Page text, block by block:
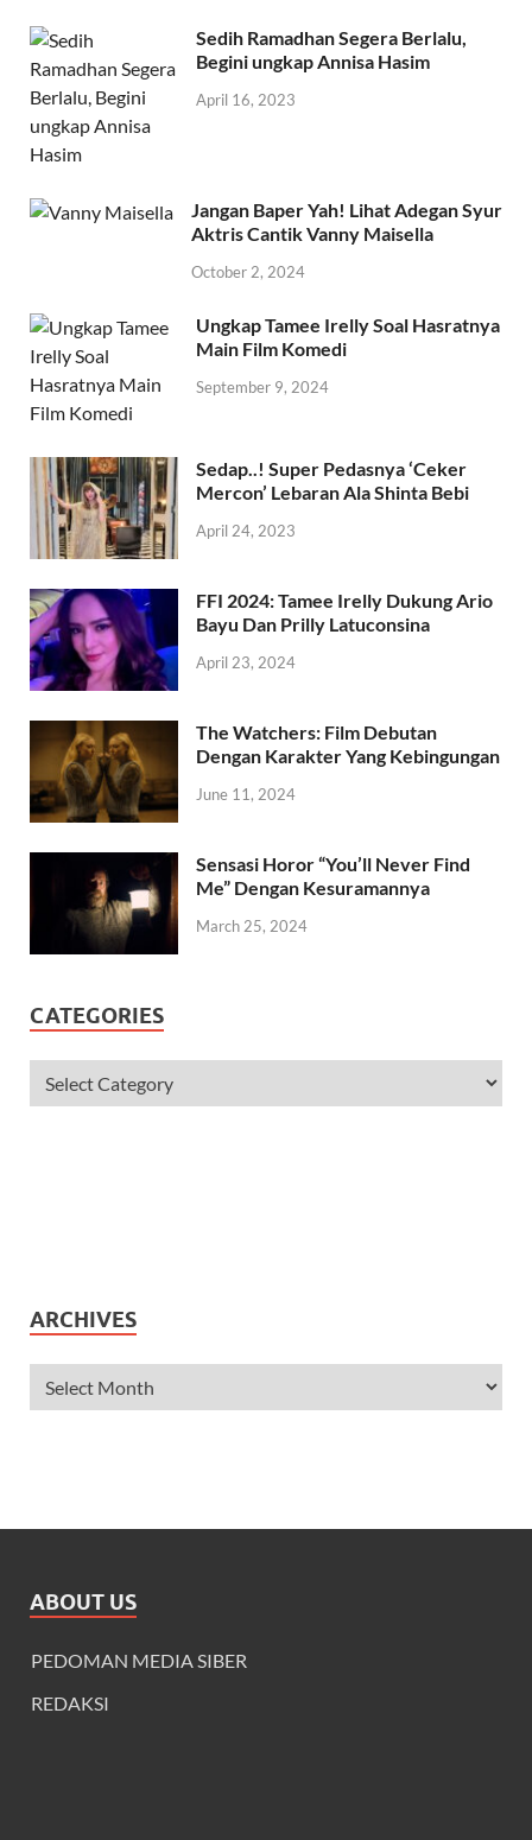
Sedih Ramadhan Segera Berlalu,
Begini ungkap Annisa Hasim
April 16, 2023
Jangan Baper Yah! Lihat Adegan Syur
Aktris Cantik Vanny Maisella
October 2, 2024
Ungkap Tamee Irelly Soal Hasratnya
Main Film Komedi
September 9, 2024
Sedap..! Super Pedasnya ‘Ceker
Mercon’ Lebaran Ala Shinta Bebi
April 24, 2023
FFI 2024: Tamee Irelly Dukung Ario
Bayu Dan Prilly Latuconsina
April 23, 2024
The Watchers: Film Debutan
Dengan Karakter Yang Kebingungan
June 11, 2024
Sensasi Horor “You’ll Never Find
Me” Dengan Kesuramannya
March 25, 2024
CATEGORIES
ARCHIVES
ABOUT US
PEDOMAN MEDIA SIBER
REDAKSI